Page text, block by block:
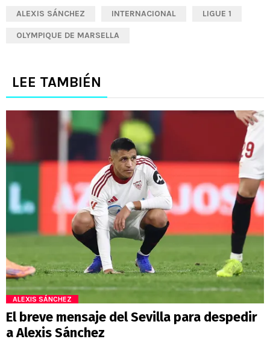
ALEXIS SÁNCHEZ INTERNACIONAL LIGUE 1
OLYMPIQUE DE MARSELLA
LEE TAMBIÉN
ALEXIS SÁNCHEZ
El breve mensaje del Sevilla para despedir
a Alexis Sánchez